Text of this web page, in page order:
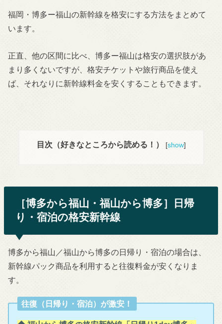
福岡・博多ー福山の新幹線を格安にする方法をまとめて
います。
正直、他の区間に比べ、博多ー福山は格安の選択肢があ
まり多くないですが、格安チケットや旅行商品を使え
ば、それなりに新幹線料金を安くすることもできます。
目次（好きなところから読める！） [show]
［博多から福山・福山から博多］日帰
り・宿泊の格安新幹線
博多から福山／福山から博多の日帰り・宿泊の場合は、
新幹線パック商品を利用すると往復料金が安くなりま
す。
往復（日帰り・宿泊）が激安！